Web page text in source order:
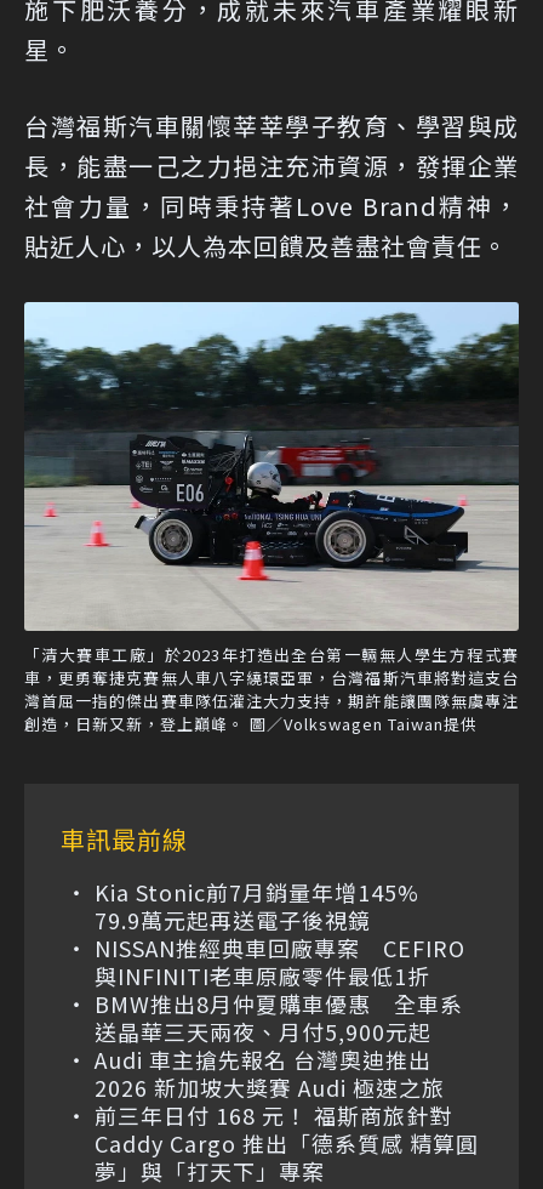
施下肥沃養分，成就未來汽車產業耀眼新
星。
台灣福斯汽車關懷莘莘學子教育、學習與成
長，能盡一己之力挹注充沛資源，發揮企業
社會力量，同時秉持著Love Brand精神，
貼近人心，以人為本回饋及善盡社會責任。
「清大賽車工廠」於2023年打造出全台第一輛無人學生方程式賽
車，更勇奪捷克賽無人車八字繞環亞軍，台灣福斯汽車將對這支台
灣首屈一指的傑出賽車隊伍灌注大力支持，期許能讓團隊無虞專注
創造，日新又新，登上巔峰。 圖／Volkswagen Taiwan提供
車訊最前線
Kia Stonic前7月銷量年增145%
79.9萬元起再送電子後視鏡
NISSAN推經典車回廠專案 CEFIRO
與INFINITI老車原廠零件最低1折
BMW推出8月仲夏購車優惠 全車系
送晶華三天兩夜、月付5,900元起
Audi 車主搶先報名 台灣奧迪推出
2026 新加坡大獎賽 Audi 極速之旅
前三年日付 168 元！ 福斯商旅針對
Caddy Cargo 推出「德系質感 精算圓
夢」與「打天下」專案